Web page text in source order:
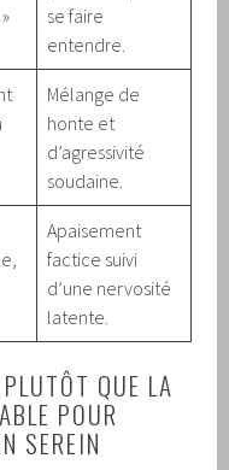
se faire
entendre.
Mélange de
honte et
d’agressivité
soudaine.
Apaisement
factice suivi
d’une nervosité
latente.
QUE LA
POUR
SEREIN